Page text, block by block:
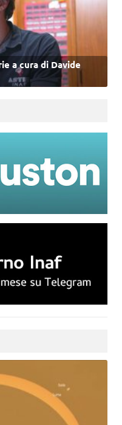
a cura di Davide